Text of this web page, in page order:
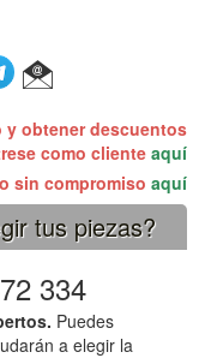
y obtener descuentos
como clienteaquí
sin compromiso aquí
tus piezas?
334
Puedes
a elegir la